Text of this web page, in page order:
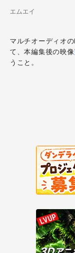
エムエイ
マルチオーディオの
て、本編集後の映像
うこと。